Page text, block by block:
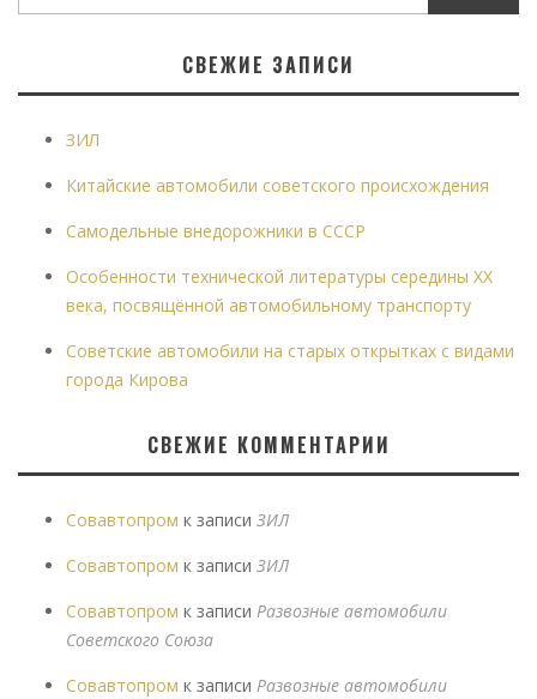
СВЕЖИЕ ЗАПИСИ
ЗИЛ
Китайские автомобили советского происхождения
Самодельные внедорожники в СССР
Особенности технической литературы середины XX
века, посвящённой автомобильному транспорту
Советские автомобили на старых открытках с видами
города Кирова
СВЕЖИЕ КОММЕНТАРИИ
Совавтопром к записи ЗИЛ
Совавтопром к записи ЗИЛ
Совавтопром к записи Развозные автомобили
Советского Союза
Совавтопром к записи Развозные автомобили